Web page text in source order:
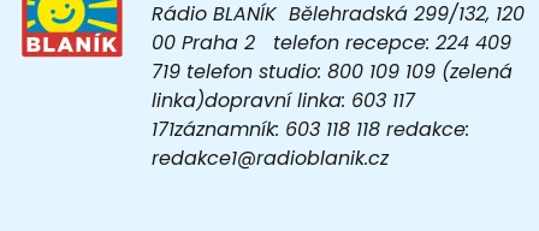
Rádio BLANÍK Bělehradská 299/132, 120
00 Praha 2 telefon recepce: 224 409
719 telefon studio: 800 109 109 (zelená
linka)dopravní linka: 603 117
171záznamník: 603 118 118 redakce:
redakce1@radioblanik.cz